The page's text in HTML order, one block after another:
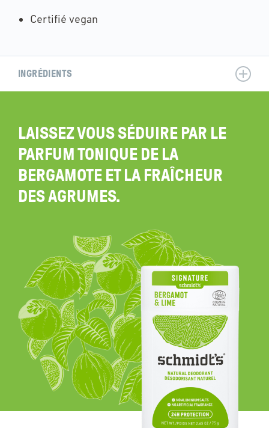
Certifié vegan
INGRÉDIENTS
LAISSEZ VOUS SÉDUIRE PAR LE
PARFUM TONIQUE DE LA
BERGAMOTE ET LA FRAÎCHEUR
DES AGRUMES.